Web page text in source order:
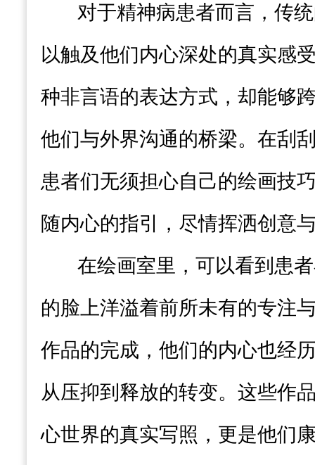
对于精神病患者而言，传
以触及他们内心深处的真实感
种非言语的表达方式，却能够
他们与外界沟通的桥梁。在刮
患者们无须担心自己的绘画技
随内心的指引，尽情挥洒创意
在绘画室里，可以看到患
的脸上洋溢着前所未有的专注
作品的完成，他们的内心也经
从压抑到释放的转变。这些作
心世界的真实写照，更是他们